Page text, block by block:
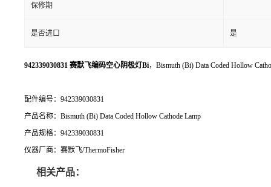
保修期
是否进口 是
942339030831 赛默飞编码空心阴极灯Bi，Bismuth (Bi) Data Coded Hollow
配件编号：942339030831
产品名称：Bismuth (Bi) Data Coded Hollow Cathode Lamp
产品规格：942339030831
仪器厂商：赛默飞/ThermoFisher
相关产品：